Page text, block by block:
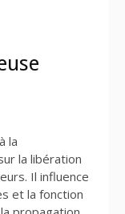
la
la libération
Il influence
et la fonction